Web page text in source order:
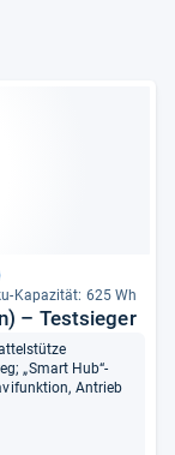
​Kapa­zi­tät: 625 Wh
– Testsieger
„Smart Hub“-
Antrieb